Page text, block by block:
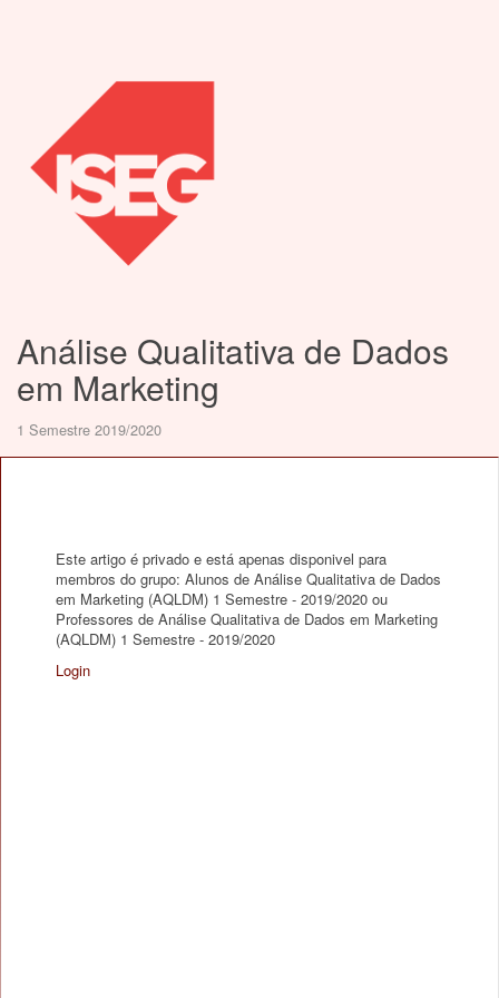
Análise Qualitativa de Dados
em Marketing
1 Semestre 2019/2020
Este artigo é privado e está apenas disponivel para
membros do grupo: Alunos de Análise Qualitativa de Dados
em Marketing (AQLDM) 1 Semestre - 2019/2020 ou
Professores de Análise Qualitativa de Dados em Marketing
(AQLDM) 1 Semestre - 2019/2020
Login